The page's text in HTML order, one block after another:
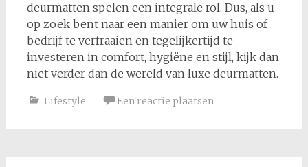
deurmatten spelen een integrale rol. Dus, als u
op zoek bent naar een manier om uw huis of
bedrijf te verfraaien en tegelijkertijd te
investeren in comfort, hygiëne en stijl, kijk dan
niet verder dan de wereld van luxe deurmatten.
Lifestyle Een reactie plaatsen